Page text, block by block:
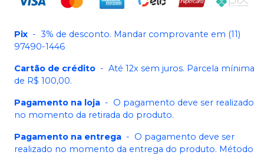
Pix - 3% de desconto. Mandar comprovante em (11)
97490-1446
Cartão de crédito - Até 12x sem juros. Parcela mínima
de R$ 100,00.
Pagamento na loja - O pagamento deve ser realizado
no momento da retirada do produto.
Pagamento na entrega - O pagamento deve ser
realizado no momento da entrega do produto. Método